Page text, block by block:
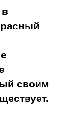
своим